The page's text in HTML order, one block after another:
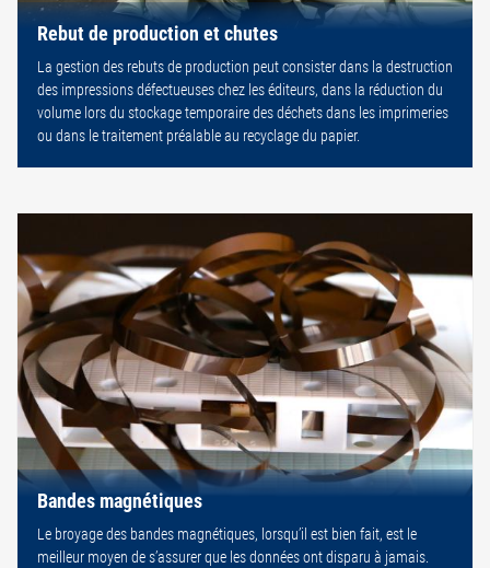
Rebut de production et chutes
La gestion des rebuts de production peut consister dans la destruction
des impressions défectueuses chez les éditeurs, dans la réduction du
volume lors du stockage temporaire des déchets dans les imprimeries
ou dans le traitement préalable au recyclage du papier.
Bandes magnétiques
Le broyage des bandes magnétiques, lorsqu’il est bien fait, est le
meilleur moyen de s’assurer que les données ont disparu à jamais.